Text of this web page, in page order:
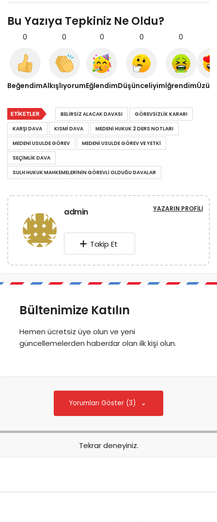
Bu Yazıya Tepkiniz Ne Oldu?
0
Beğendim
0
Alkışlıyorum
0
Eğlendim
0
Düşünceliyim
0
İğrendim
ETIKETLER BELIRSIZ ALACAK DAVASI
GÖREVSIZLIK KARARI
KARŞI DAVA
KISMI DAVA
MEDENI HUKUK 2 DERS NOTLARI
MEDENI USULDE GÖREV
MEDENI USULDE GÖREV VE YETKI
SEÇIMLIK DAVA
SULH HUKUK MAHKEMELERININ GÖREVLI OLDUĞU DAVALAR
admin YAZARIN PROFILI
Takip Et
Bültenimize Katılın
Hemen ücretsiz üye olun ve yeni
güncellemelerden haberdar olan ilk kişi olun.
Yorumları Göster (3)
Tekrar deneyiniz.